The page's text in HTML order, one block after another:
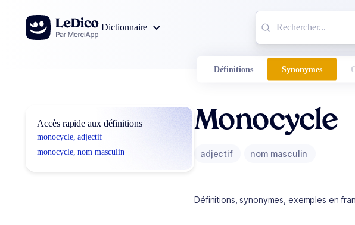
Aller au contenu
Dictionnaire
Définitions Synonymes
Accès rapide aux définitions
monocycle, adjectif
monocycle, nom masculin
Monocycle
adjectif nom masculin
Définitions, synonymes, exemples en